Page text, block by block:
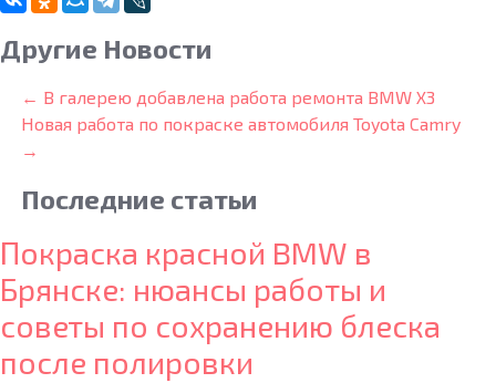
Другие Новости
← В галерею добавлена работа ремонта BMW X3
Новая работа по покраске автомобиля Toyota Camry
→
Последние статьи
Покраска красной BMW в
Брянске: нюансы работы и
советы по сохранению блеска
после полировки